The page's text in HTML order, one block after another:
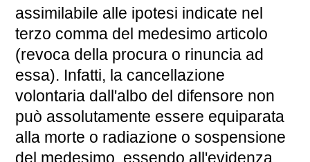
assimilabile alle ipotesi indicate nel
terzo comma del medesimo articolo
(revoca della procura o rinuncia ad
essa). Infatti, la cancellazione
volontaria dall'albo del difensore non
può assolutamente essere equiparata
alla morte o radiazione o sospensione
del medesimo, essendo all'evidenza